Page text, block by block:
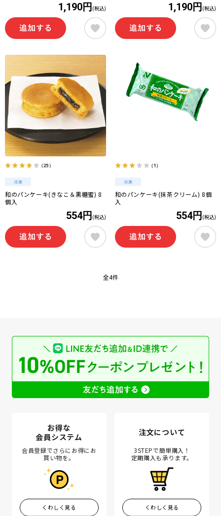
1,190円 (税込) 1,190円 (税込)
（25）
和のパンケーキ(きなこ＆黒糖蜜) 8
個入
554円 (税込)
（1）
和のパンケーキ(抹茶クリーム) 8個
入
554円 (税込)
全4件
お得な
会員システム
会員登録でさらにお得にお
買い物を。
くわしく見る
注文について
3STEPで簡単購入！
定期購入も承ります。
くわしく見る